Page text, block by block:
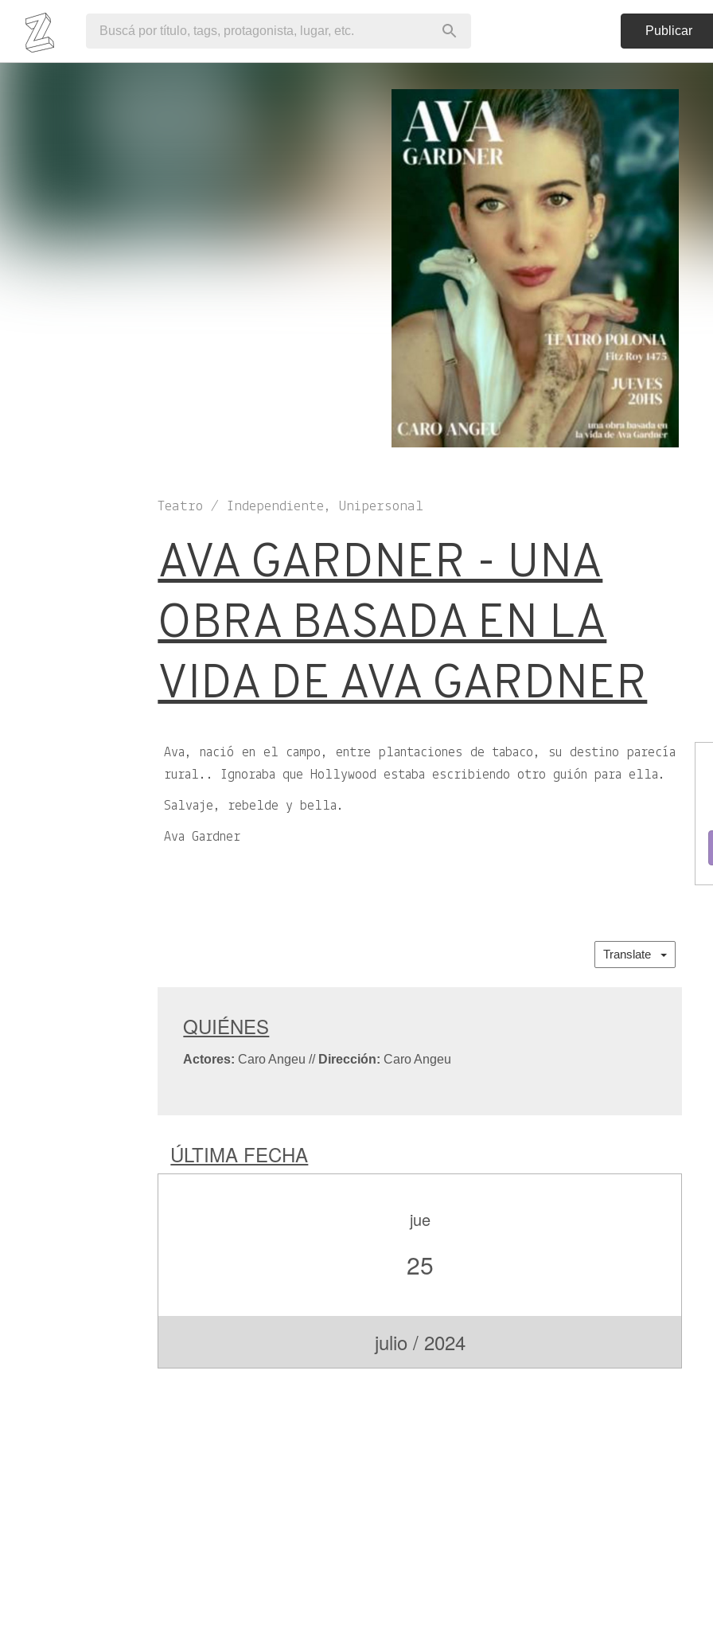
Publicar
Teatro / Independiente, Unipersonal
AVA GARDNER - UNA
OBRA BASADA EN LA
VIDA DE AVA GARDNER
Ava, nació en el campo, entre plantaciones de tabaco, su destino parecía
rural.. Ignoraba que Hollywood estaba escribiendo otro guión para ella.
Salvaje, rebelde y bella.
Ava Gardner
Translate
QUIÉNES
Actores: Caro Angeu// Dirección: Caro Angeu
ÚLTIMA FECHA
jue
25
julio / 2024